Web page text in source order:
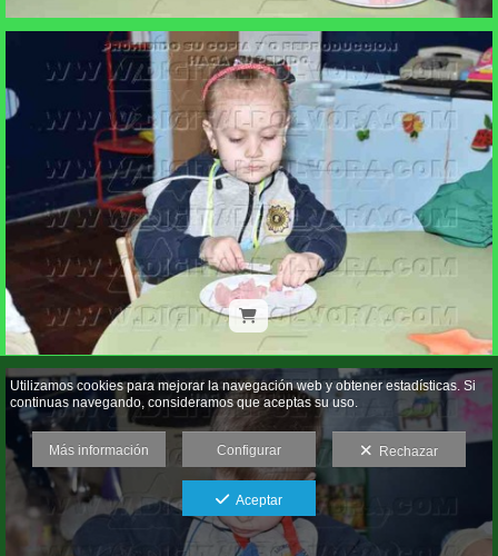
Utilizamos cookies para mejorar la navegación web y obtener estadísticas. Si
continuas navegando, consideramos que aceptas su uso.
Más información Configurar Rechazar
Aceptar